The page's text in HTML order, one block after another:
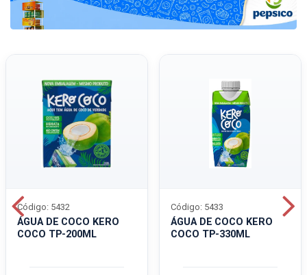
ÁGUA DE COCO KERO
COCO TP-200ML
Código: 5432
ÁGUA DE COCO KERO
COCO TP-330ML
Código: 5433